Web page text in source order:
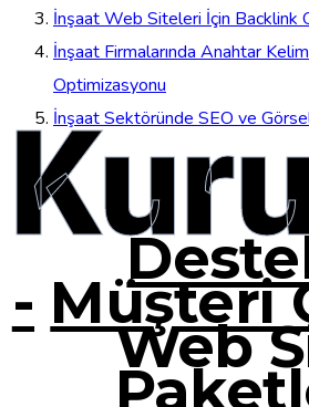
İnşaat Web Siteleri İçin Backlink
İnşaat Firmalarında Anahtar
Optimizasyonu
İnşaat Sektöründe SEO ve
- Müşteri
Web